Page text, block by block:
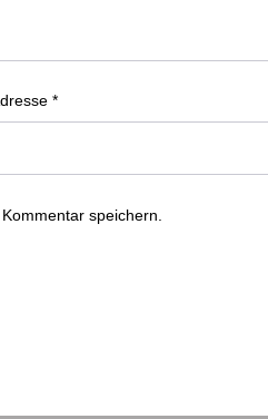
*
speichern.